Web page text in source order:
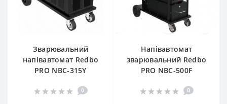
Зварювальний
напівавтомат Redbo
PRO NBC-315Y
0
Напівавтомат
зварювальний Redbo
PRO NBC-500F
0